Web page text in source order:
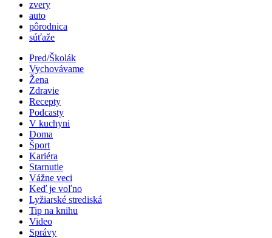
zvery
auto
pôrodnica
súťaže
Pred/Školák
Vychovávame
Žena
Zdravie
Recepty
Podcasty
V kuchyni
Doma
Šport
Kariéra
Starnutie
Vážne veci
Keď je voľno
Lyžiarské strediská
Tip na knihu
Video
Správy